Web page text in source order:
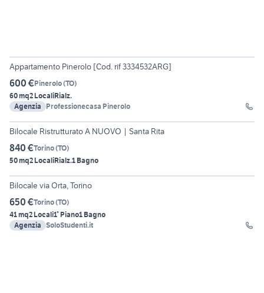
Appartamento Pinerolo [Cod. rif 3334532ARG]
600 €Pinerolo(TO)
60 mq2 LocaliRialz.
Agenzia
Professionecasa Pinerolo
6
Bilocale Ristrutturato A NUOVO | Santa Rita
840 €Torino(TO)
50 mq2 LocaliRialz.1 Bagno
12
Bilocale via Orta, Torino
650 €Torino(TO)
41 mq2 Locali1° Piano1 Bagno
Agenzia SoloStudenti.it